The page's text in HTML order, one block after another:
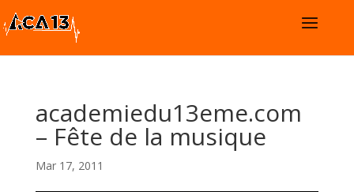
academiedu13eme.com
– Fête de la musique
Mar 17, 2011